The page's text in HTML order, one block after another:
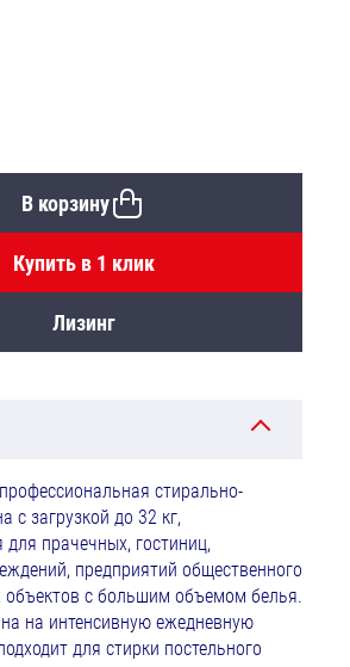
В корзину
Купить в 1 клик
Лизинг
стирально-
загрузкой до 32 кг,
для прачечных, гостиниц,
предприятий общественного
объектов с большим объемом белья.
на интенсивную ежедневную
для стирки постельного